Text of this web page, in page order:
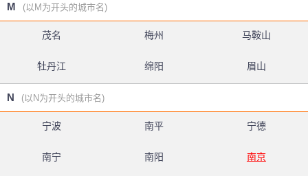
M (以M为开头的城市名)
茂名 梅州 马鞍山
牡丹江 绵阳 眉山
N (以N为开头的城市名)
宁波 南平 宁德
南宁 南阳 南京